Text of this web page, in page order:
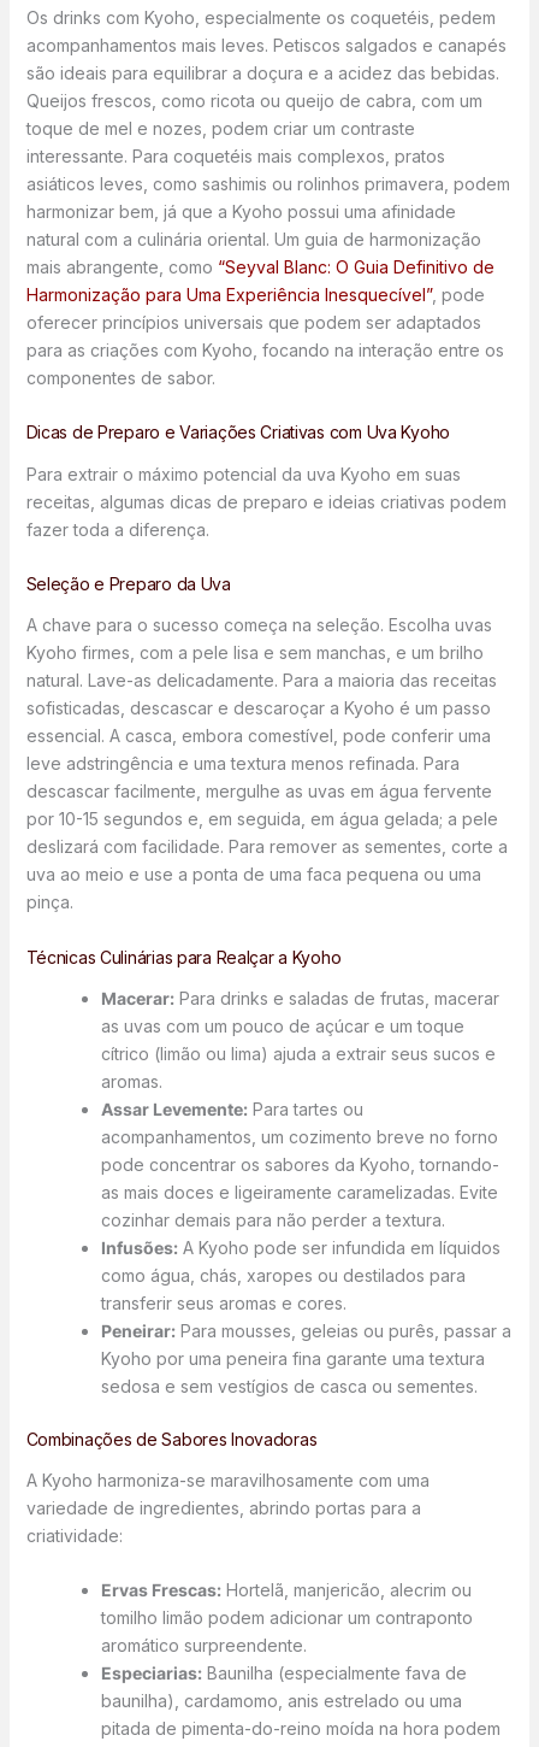
Os drinks com Kyoho, especialmente os coquetéis, pedem
acompanhamentos mais leves. Petiscos salgados e canapés
são ideais para equilibrar a doçura e a acidez das bebidas.
Queijos frescos, como ricota ou queijo de cabra, com um
toque de mel e nozes, podem criar um contraste
interessante. Para coquetéis mais complexos, pratos
asiáticos leves, como sashimis ou rolinhos primavera, podem
harmonizar bem, já que a Kyoho possui uma afinidade
natural com a culinária oriental. Um guia de harmonização
mais abrangente, como “Seyval Blanc: O Guia Definitivo de
Harmonização para Uma Experiência Inesquecível”, pode
oferecer princípios universais que podem ser adaptados
para as criações com Kyoho, focando na interação entre os
componentes de sabor.
Dicas de Preparo e Variações Criativas com Uva Kyoho
Para extrair o máximo potencial da uva Kyoho em suas
receitas, algumas dicas de preparo e ideias criativas podem
fazer toda a diferença.
Seleção e Preparo da Uva
A chave para o sucesso começa na seleção. Escolha uvas
Kyoho firmes, com a pele lisa e sem manchas, e um brilho
natural. Lave-as delicadamente. Para a maioria das receitas
sofisticadas, descascar e descaroçar a Kyoho é um passo
essencial. A casca, embora comestível, pode conferir uma
leve adstringência e uma textura menos refinada. Para
descascar facilmente, mergulhe as uvas em água fervente
por 10-15 segundos e, em seguida, em água gelada; a pele
deslizará com facilidade. Para remover as sementes, corte a
uva ao meio e use a ponta de uma faca pequena ou uma
pinça.
Técnicas Culinárias para Realçar a Kyoho
Macerar:Para drinks e saladas de frutas, macerar
as uvas com um pouco de açúcar e um toque
cítrico (limão ou lima) ajuda a extrair seus sucos e
aromas.
Assar Levemente:Para tartes ou
acompanhamentos, um cozimento breve no forno
pode concentrar os sabores da Kyoho, tornando-
as mais doces e ligeiramente caramelizadas. Evite
cozinhar demais para não perder a textura.
Infusões:A Kyoho pode ser infundida em líquidos
como água, chás, xaropes ou destilados para
transferir seus aromas e cores.
Peneirar:Para mousses, geleias ou purês, passar a
Kyoho por uma peneira fina garante uma textura
sedosa e sem vestígios de casca ou sementes.
Combinações de Sabores Inovadoras
A Kyoho harmoniza-se maravilhosamente com uma
variedade de ingredientes, abrindo portas para a
criatividade:
Ervas Frescas:Hortelã, manjericão, alecrim ou
tomilho limão podem adicionar um contraponto
aromático surpreendente.
Especiarias:Baunilha (especialmente fava de
baunilha), cardamomo, anis estrelado ou uma
pitada de pimenta-do-reino moída na hora podem